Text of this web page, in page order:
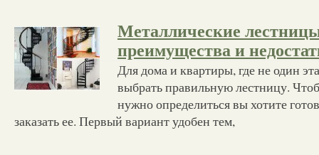
Металлические
преимущества и
Для дома и квартиры, где не один
выбрать правильную лестницу.
нужно определиться вы хотите
заказать ее. Первый вариант удобен тем,